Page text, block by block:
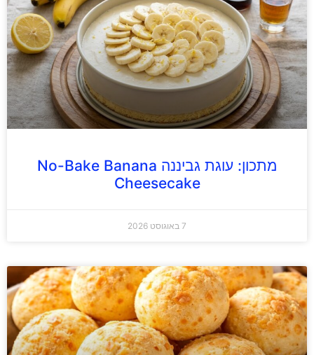
מתכון: עוגת גביננה No-Bake Banana
Cheesecake
7 באוגוסט 2026